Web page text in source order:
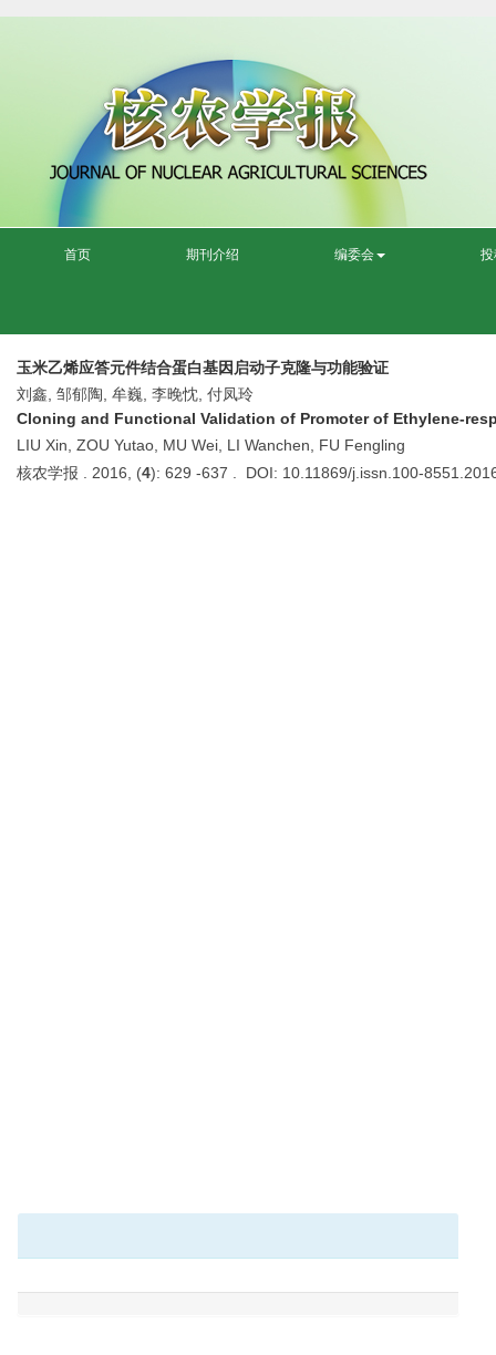
首页 期刊介绍 编委会
玉米乙烯应答元件结合蛋白基因启动子克隆与功能验证
刘鑫, 邹郁陶, 牟巍, 李晚忱, 付凤玲
Cloning and Functional Validation of Promoter of Ethylene-
LIU Xin, ZOU Yutao, MU Wei, LI Wanchen, FU Fengling
核农学报 . 2016, (4): 629 -637 . DOI: 10.11869/j.issn.100-